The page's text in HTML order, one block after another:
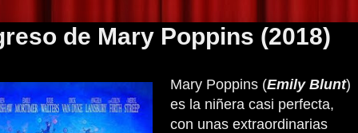
de Mary Poppins (2018)
Mary Poppins (Emily Blunt)
es la niñera casi perfecta,
con unas extraordinarias